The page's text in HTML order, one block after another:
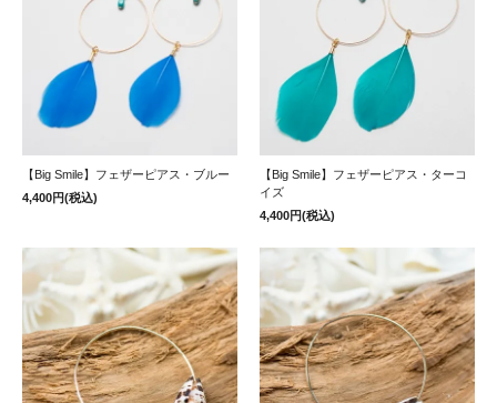
【Big Smile】フェザーピアス・ブルー
4,400円(税込)
【Big Smile】フェザーピアス・ターコ
イズ
4,400円(税込)